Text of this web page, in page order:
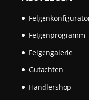
Felgenprogramm
Felgengalerie
Gutachten
Händlershop